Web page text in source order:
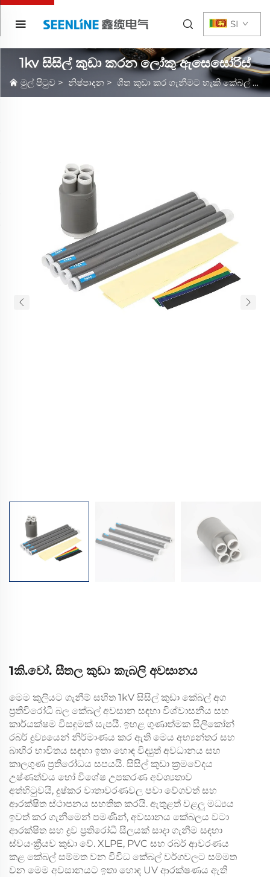
SI
1kv සිසිල් කුඩා කරන ලෝකු ඇසෙසෝරිස්
මුල් පිටුව > නිෂ්පාදන > ශීත කුඩා කර ගැනීමට හැකි කේබල් උපාංග
1කි.වෝ. සීතල කුඩා කැබලි අවසානය
මෙම කුලියට ගැනීම් සහිත 1kV සිසිල් කුඩා කේබල් අග
ප්‍රතිවිරෝධී බල කේබල් අවසාන සඳහා විශ්වාසනීය සහ
කාර්යක්ෂම විසඳුමක් සැපයී. ඉහළ ගුණාත්මක සිලිකෝන්
රබර් ද්‍රව්‍යයෙන් නිර්මාණය කර ඇති මෙය අභ්‍යන්තර සහ
බාහිර භාවිතය සඳහා ඉතා හොඳ විද්‍යුත් අවධානය සහ
කාලගුණ ප්‍රතිරෝධය සපයයි. සිසිල් කුඩා ක්‍රමවේදය
උෂ්ණත්වය හෝ විශේෂ උපකරණ අවශ්‍යතාව
අත්හිටුවයි, දුෂ්කර වාතාවරණවල පවා වේගවත් සහ
ආරක්ෂිත ස්ථාපනය සහතික කරයි. ඇතුළත් වළලු මධ්‍යය
ඉවත් කර ගැනීමෙන් පමණින්, අවසානය කේබලය වටා
ආරක්ෂිත සහ ද්‍රව ප්‍රතිරෝධී සීලයක් සාදා ගැනීම සඳහා
ස්වයංක්‍රීයව කුඩා වේ. XLPE, PVC සහ රබර් ආවරණය
කළ කේබල් සම්මත වන විවිධ කේබල් වර්ගවලට සම්මත
වන මෙම අවසානයට ඉතා හොඳ UV ආරක්ෂණය ඇති